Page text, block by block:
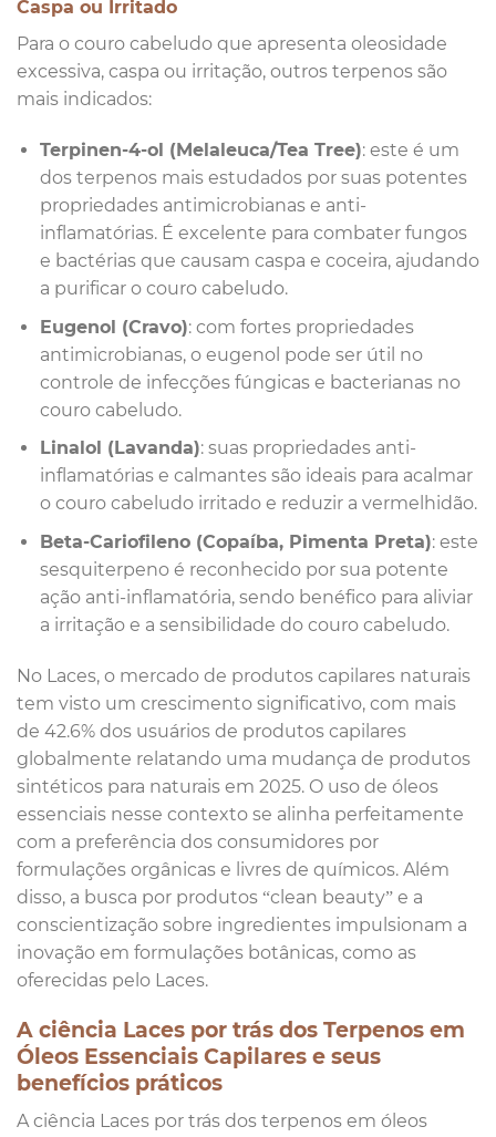
Caspa ou Irritado
Para o couro cabeludo que apresenta oleosidade
excessiva, caspa ou irritação, outros terpenos são
mais indicados:
Terpinen-4-ol (Melaleuca/Tea Tree): este é um
dos terpenos mais estudados por suas potentes
propriedades antimicrobianas e anti-
inflamatórias. É excelente para combater fungos
e bactérias que causam caspa e coceira, ajudando
a purificar o couro cabeludo.
Eugenol (Cravo): com fortes propriedades
antimicrobianas, o eugenol pode ser útil no
controle de infecções fúngicas e bacterianas no
couro cabeludo.
Linalol (Lavanda): suas propriedades anti-
inflamatórias e calmantes são ideais para acalmar
o couro cabeludo irritado e reduzir a vermelhidão.
Beta-Cariofileno (Copaíba, Pimenta Preta): este
sesquiterpeno é reconhecido por sua potente
ação anti-inflamatória, sendo benéfico para aliviar
a irritação e a sensibilidade do couro cabeludo.
No Laces, o mercado de produtos capilares naturais
tem visto um crescimento significativo, com mais
de 42.6% dos usuários de produtos capilares
globalmente relatando uma mudança de produtos
sintéticos para naturais em 2025. O uso de óleos
essenciais nesse contexto se alinha perfeitamente
com a preferência dos consumidores por
formulações orgânicas e livres de químicos. Além
disso, a busca por produtos “clean beauty” e a
conscientização sobre ingredientes impulsionam a
inovação em formulações botânicas, como as
oferecidas pelo Laces.
A ciência Laces por trás dos Terpenos em
Óleos Essenciais Capilares e seus
benefícios práticos
A ciência Laces por trás dos terpenos em óleos